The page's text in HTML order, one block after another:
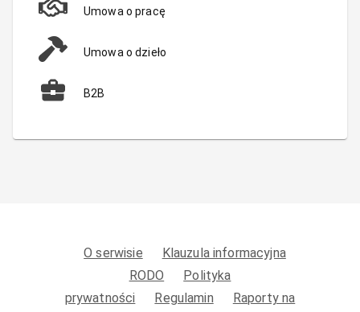
Umowa o pracę
Umowa o dzieło
B2B
O serwisie
Klauzula informacyjna
RODO
Polityka
prywatności
Regulamin
Raporty na